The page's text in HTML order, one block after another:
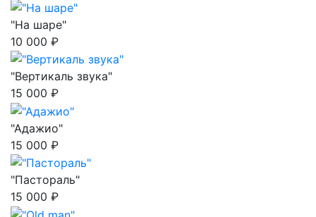
"На шаре"
10 000 ₽
"Вертикаль звука"
15 000 ₽
"Адажио"
15 000 ₽
"Пастораль"
15 000 ₽